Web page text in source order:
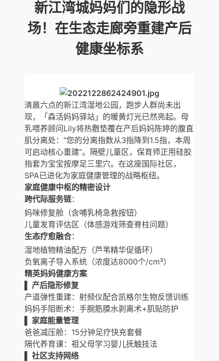
新江湾城妈妈们的隐形战
场！在生态走廊旁重建产后
健康坐标系
清晨六点的新江湾湿地公园，跑步人群尚未出
现，「森活妈妈驿站」的暖黄灯光已然亮起。母
乳喂养顾问Lily将热敷垫覆在产后妈妈陈婷的腹直
肌分离处：“您的分离指数从3指降到1.5指，本周
可启动核心重建”。隔壁儿童区，保育师正用硅胶
指套为宝宝按摩足三里穴。在这座国际社区，
SPA已进化为家庭健康管理的战略枢纽。
家庭健康中枢的精密设计
跨代际服务链：
妈咪修复舱（含哺乳椅急救按钮）
儿童发育评估区（体感游戏筛查脊柱问题）
生态疗愈融合：
湿地植物精油配方（芦苇精华促循环）
负氧离子导入系统（浓度达8000个/cm³）
精英妈妈健康方案
▌ 产后隐形修复
产道弹性重建：射频仪配合凯格尔生物反馈训练
妈妈手阻断术：手腕筋膜水剥离术+肌贴防护
▌ 家庭能量管理
爸爸减压舱：15分钟足疗快充套餐
隔代养育课：祖父母学习婴儿抚触技法
▌ 社区支持网络